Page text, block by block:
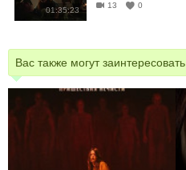
01:35:23
13
0
Вас также могут заинтересовать